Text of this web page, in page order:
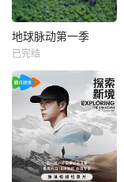
地球脉动第一季
已完结